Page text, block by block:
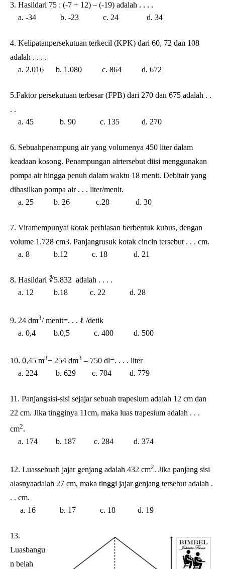
3. Hasildari 75 : (-7 + 12) – (-19) adalah . . . .
a. -34 b. -23 c. 24 d. 34
4. Kelipatanpersekutuan terkecil (KPK) dari 60, 72 dan 108
adalah . . . .
a. 2.016 b. 1.080 c. 864 d. 672
5.Faktor persekutuan terbesar (FPB) dari 270 dan 675 adalah . .
. .
a. 45 b. 90 c. 135 d. 270
6. Sebuahpenampung air yang volumenya 450 liter dalam
keadaan kosong. Penampungan airtersebut diisi menggunakan
pompa air hingga penuh dalam waktu 18 menit. Debitair yang
dihasilkan pompa air . . . liter/menit.
a. 25 b. 26 c.28 d. 30
7. Viramempunyai kotak perhiasan berbentuk kubus, dengan
volume 1.728 cm3. Panjangrusuk kotak cincin tersebut . . . cm.
a. 8 b.12 c. 18 d. 21
8. Hasildari ∛5.832 adalah . . . .
a. 12 b.18 c. 22 d. 28
9. 24 dm3/ menit=. . . ℓ /detik
a. 0,4 b.0,5 c. 400 d. 500
10. 0,45 m3+ 254 dm3 – 750 dl=. . . . liter
a. 224 b. 629 c. 704 d. 779
11. Panjangsisi-sisi sejajar sebuah trapesium adalah 12 cm dan
22 cm. Jika tingginya 11cm, maka luas trapesium adalah . . .
cm2.
a. 174 b. 187 c. 284 d. 374
12. Luassebuah jajar genjang adalah 432 cm2. Jika panjang sisi
alasnyaadalah 27 cm, maka tinggi jajar genjang tersebut adalah .
. . cm.
a. 16 b. 17 c. 18 d. 19
13.
Luasbangu
n belah